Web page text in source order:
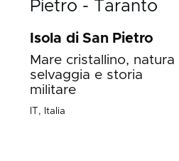
Isola di San Pietro
Mare cristallino, natura
selvaggia e storia
militare
IT, Italia